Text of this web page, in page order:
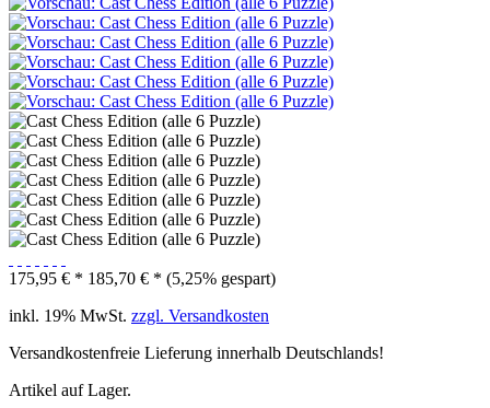
175,95 € * 185,70 € * (5,25% gespart)
inkl. 19% MwSt. zzgl. Versandkosten
Versandkostenfreie Lieferung innerhalb Deutschlands!
Artikel auf Lager.